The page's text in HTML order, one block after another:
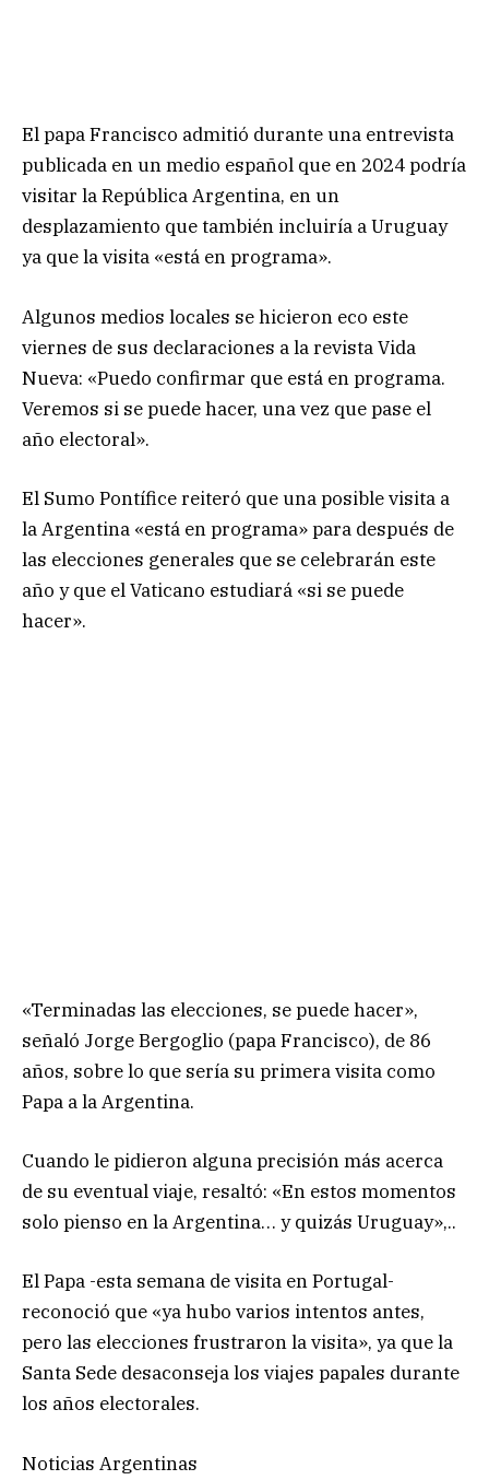
El papa Francisco admitió durante una entrevista
publicada en un medio español que en 2024 podría
visitar la República Argentina, en un
desplazamiento que también incluiría a Uruguay
ya que la visita «está en programa».
Algunos medios locales se hicieron eco este
viernes de sus declaraciones a la revista Vida
Nueva: «Puedo confirmar que está en programa.
Veremos si se puede hacer, una vez que pase el
año electoral».
El Sumo Pontífice reiteró que una posible visita a
la Argentina «está en programa» para después de
las elecciones generales que se celebrarán este
año y que el Vaticano estudiará «si se puede
hacer».
«Terminadas las elecciones, se puede hacer»,
señaló Jorge Bergoglio (papa Francisco), de 86
años, sobre lo que sería su primera visita como
Papa a la Argentina.
Cuando le pidieron alguna precisión más acerca
de su eventual viaje, resaltó: «En estos momentos
solo pienso en la Argentina… y quizás Uruguay»,..
El Papa -esta semana de visita en Portugal-
reconoció que «ya hubo varios intentos antes,
pero las elecciones frustraron la visita», ya que la
Santa Sede desaconseja los viajes papales durante
los años electorales.
Noticias Argentinas